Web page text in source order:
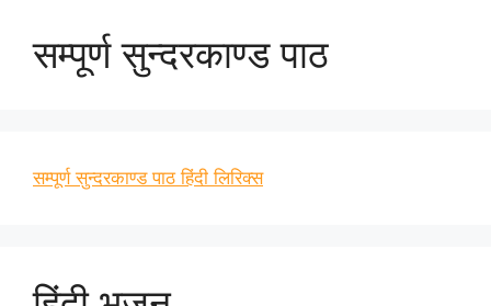
सम्पूर्ण सुन्दरकाण्ड पाठ
सम्पूर्ण सुन्दरकाण्ड पाठ हिंदी लिरिक्स